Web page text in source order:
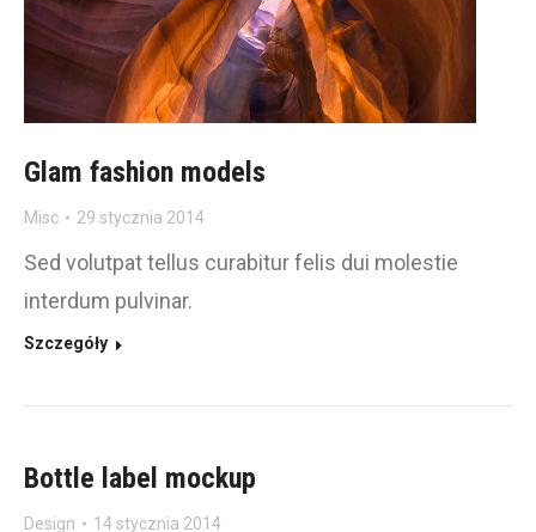
Glam fashion models
Misc 29 stycznia 2014
Sed volutpat tellus curabitur felis dui molestie
interdum pulvinar.
Szczegóły
Bottle label mockup
Design 14 stycznia 2014